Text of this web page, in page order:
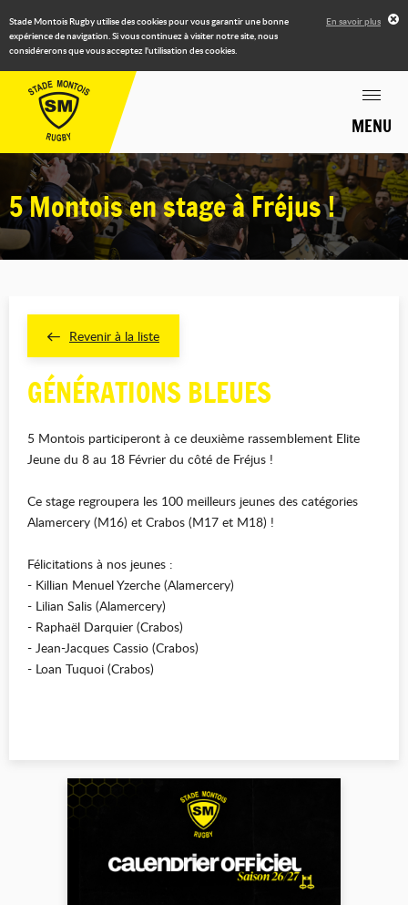
Stade Montois Rugby utilise des cookies pour vous garantir une bonne
expérience de navigation. Si vous continuez à visiter notre site, nous
considérerons que vous acceptez l'utilisation des cookies.
En savoir plus
MENU
5 Montois en stage à Fréjus !
Revenir à la liste
GÉNÉRATIONS BLEUES
5 Montois participeront à ce deuxième rassemblement Elite
Jeune du 8 au 18 Février du côté de Fréjus !
Ce stage regroupera les 100 meilleurs jeunes des catégories
Alamercery (M16) et Crabos (M17 et M18) !
Félicitations à nos jeunes :
- Killian Menuel Yzerche (Alamercery)
- Lilian Salis (Alamercery)
- Raphaël Darquier (Crabos)
- Jean-Jacques Cassio (Crabos)
- Loan Tuquoi (Crabos)